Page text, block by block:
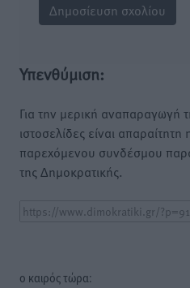
Υπενθύμιση:
Για την μερική αναπαραγωγή
ιστοσελίδες είναι
παρεχόμενου συνδέσμου
της Δημοκρατικής.
o καιρός τώρα: